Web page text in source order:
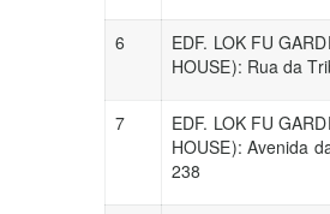
6
EDF. LOK FU
HOUSE): Rua da
7
EDF. LOK FU
HOUSE): Avenida
238